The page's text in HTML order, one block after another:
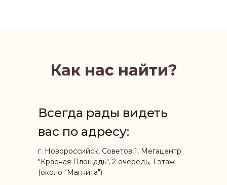
Как нас найти?
Всегда рады видеть
вас по адресу:
г. Новороссийск, Советов 1, Мегацентр
"Красная Площадь", 2 очередь, 1 этаж
(около "Магнита")